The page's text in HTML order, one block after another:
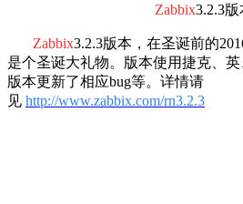
Zabbix3.2.3版
Zabbix3.2.3版本，在圣诞前的
是个圣诞大礼物。版本使用捷克、
版本更新了相应bug等。详情请
见 http://www.zabbix.com/rn3.2.3